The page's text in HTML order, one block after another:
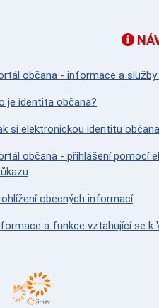
občana - informace a
je identita občana?
si elektronickou identitu
občana - přihlášení pomocí
obecných informací
a funkce vztahující se k